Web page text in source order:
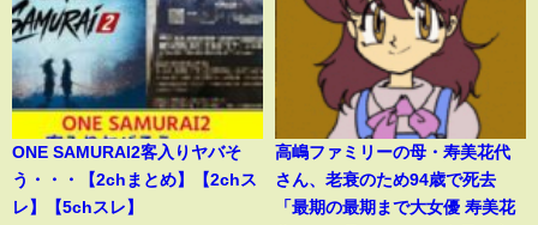
ONE SAMURAI2客入りヤバそ
う・・・【2chまとめ】【2chス
レ】【5chスレ】
高嶋ファミリーの母・寿美花代
さん、老衰のため94歳で死去
「最期の最期まで大女優 寿美花